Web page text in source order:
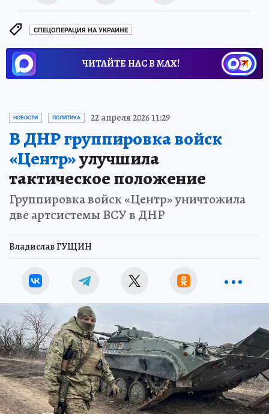
СПЕЦОПЕРАЦИЯ НА УКРАИНЕ
ЧИТАЙТЕ НАС В МАХ!
НОВОСТИ ПОЛИТИКА 22 апреля 2026 11:29
В ДНР группировка войск
«Центр»улучшила
тактическое положение
Группировка войск «Центр» уничтожила
две артсистемы ВСУ в ДНР
Владислав ГУЩИН